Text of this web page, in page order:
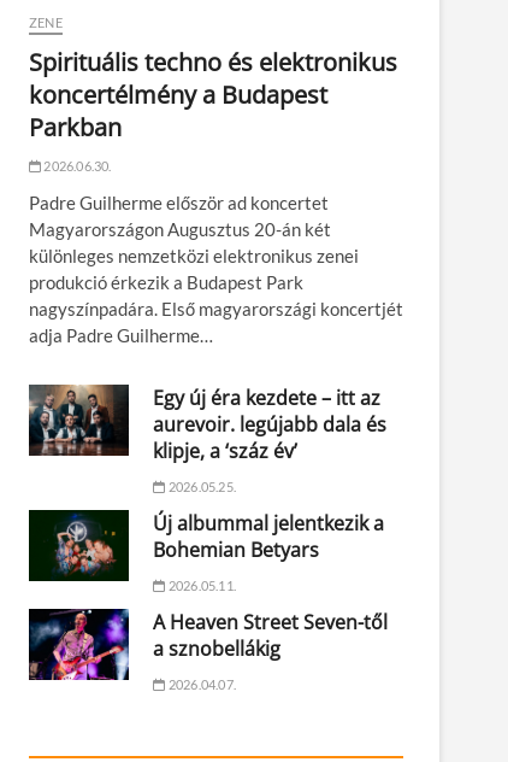
ZENE
Spirituális techno és elektronikus
koncertélmény a Budapest
Parkban
2026.06.30.
Padre Guilherme először ad koncertet
Magyarországon Augusztus 20-án két
különleges nemzetközi elektronikus zenei
produkció érkezik a Budapest Park
nagyszínpadára. Első magyarországi koncertjét
adja Padre Guilherme…
Egy új éra kezdete – itt az
aurevoir. legújabb dala és
klipje, a ‘száz év’
2026.05.25.
Új albummal jelentkezik a
Bohemian Betyars
2026.05.11.
A Heaven Street Seven-től
a sznobellákig
2026.04.07.